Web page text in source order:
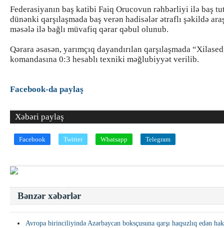
Federasiyanın baş katibi Faiq Orucovun rəhbərliyi ilə baş
dünənki qarşılaşmada baş verən hadisələr ətraflı şəkildə
məsələ ilə bağlı müvafiq qərar qəbul olunub.
Qərara əsasən, yarımçıq dayandırılan qarşılaşmada
komandasına 0:3 hesablı texniki məğlubiyyət verilib.
Facebook-da paylaş
Xəbəri paylaş
Facebook Twitter Whatsapp Telegram
Bənzər xəbərlər
Avropa birinciliyində Azərbaycan boksçusuna qarşı haqsızlıq edən